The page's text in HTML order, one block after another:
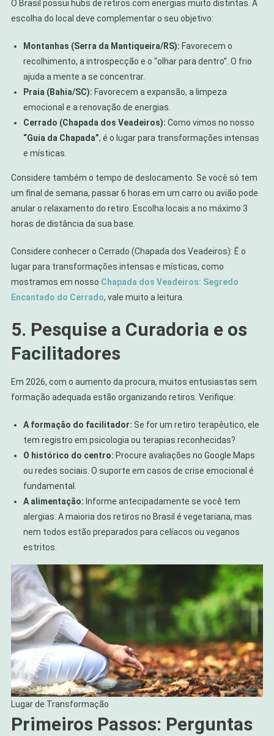
O Brasil possui hubs de retiros com energias muito distintas. A
escolha do local deve complementar o seu objetivo:
Montanhas (Serra da Mantiqueira/RS): Favorecem o
recolhimento, a introspecção e o “olhar para dentro”. O frio
ajuda a mente a se concentrar.
Praia (Bahia/SC): Favorecem a expansão, a limpeza
emocional e a renovação de energias.
Cerrado (Chapada dos Veadeiros): Como vimos no nosso
“Guia da Chapada”, é o lugar para transformações intensas
e místicas.
Considere também o tempo de deslocamento. Se você só tem
um final de semana, passar 6 horas em um carro ou avião pode
anular o relaxamento do retiro. Escolha locais a no máximo 3
horas de distância da sua base.
Considere conhecer o Cerrado (Chapada dos Veadeiros): É o
lugar para transformações intensas e místicas, como
mostramos em nosso Chapada dos Veadeiros: Segredo
Encantado do Cerrado, vale muito a leitura.
5. Pesquise a Curadoria e os
Facilitadores
Em 2026, com o aumento da procura, muitos entusiastas sem
formação adequada estão organizando retiros. Verifique:
A formação do facilitador: Se for um retiro terapêutico, ele
tem registro em psicologia ou terapias reconhecidas?
O histórico do centro: Procure avaliações no Google Maps
ou redes sociais. O suporte em casos de crise emocional é
fundamental.
A alimentação: Informe antecipadamente se você tem
alergias. A maioria dos retiros no Brasil é vegetariana, mas
nem todos estão preparados para celíacos ou veganos
estritos.
Lugar de Transformação
Primeiros Passos: Perguntas